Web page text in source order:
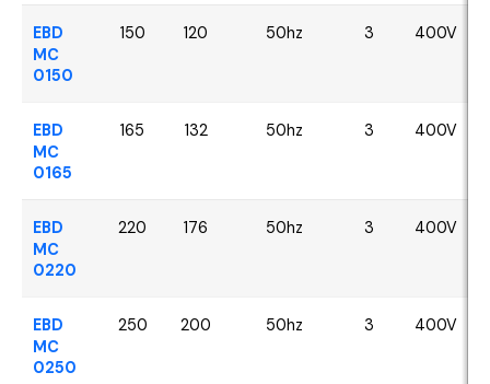
EBD
MC
0150
150 120 50hz 3 400V
EBD
MC
0165
165 132 50hz 3 400V
EBD
MC
0220
220 176 50hz 3 400V
EBD
MC
0250
250 200 50hz 3 400V